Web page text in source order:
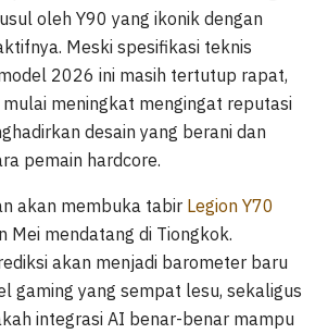
oleh Y90 yang ikonik dengan
Meski spesifikasi teknis
2026 ini masih tertutup rapat,
meningkat mengingat reputasi
desain yang berani dan
pemain hardcore.
akan membuka tabir Legion Y70
Mei mendatang di Tiongkok.
akan menjadi barometer baru
gaming yang sempat lesu, sekaligus
integrasi AI benar-benar mampu